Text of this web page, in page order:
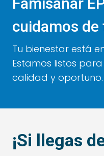
cuidamos de
Tu bienestar está
Estamos listos
calidad y oportuno.
¡Si llegas